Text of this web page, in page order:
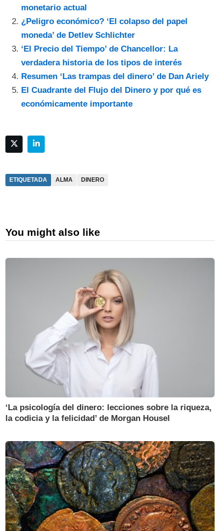
monetario actual
¿Peligro económico? ‘El colapso del papel
moneda’ de Detlev Schlichter
‘El Precio del Tiempo’ de Chancellor: La
verdadera historia de los tipos de interés
Resumen ‘Las trampas del dinero’ de Dan Ariely
El Cuadrante del Flujo del Dinero y por qué es
económicamente importante
ETIQUETADA ALMA DINERO
You might also like
‘La psicología del dinero: lecciones sobre la riqueza,
la codicia y la felicidad’ de Morgan Housel